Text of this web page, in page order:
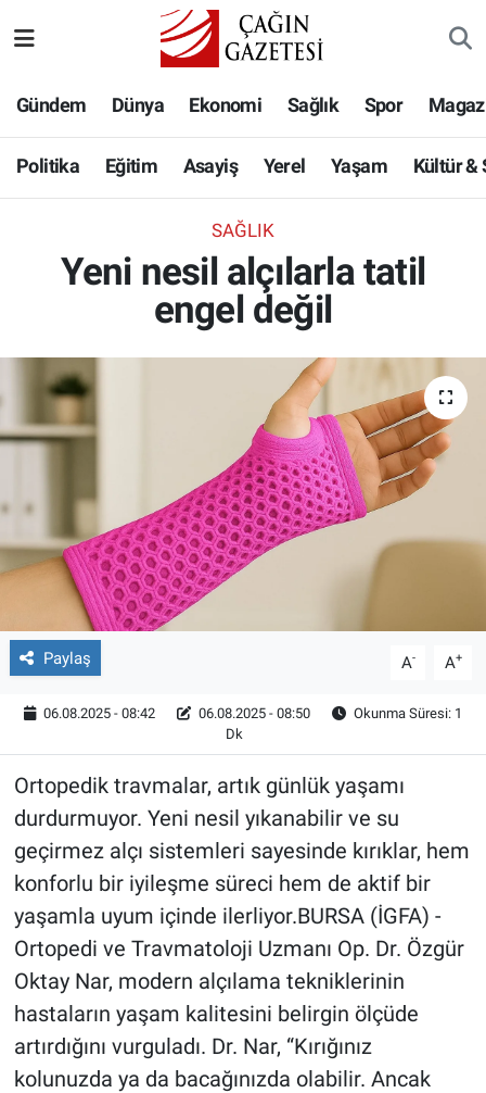
Gündem Dünya Ekonomi Sağlık Spor
Politika Eğitim Asayiş Yerel Yaşam Kültür &
SAĞLIK
Yeni nesil alçılarla tatil
engel değil
Paylaş A- A+
06.08.2025 - 08:42 06.08.2025 - 08:50
Okunma Süresi: 1
Dk
Ortopedik travmalar, artık günlük yaşamı
durdurmuyor. Yeni nesil yıkanabilir ve su
geçirmez alçı sistemleri sayesinde kırıklar, hem
konforlu bir iyileşme süreci hem de aktif bir
yaşamla uyum içinde ilerliyor.BURSA (İGFA) -
Ortopedi ve Travmatoloji Uzmanı Op. Dr. Özgür
Oktay Nar, modern alçılama tekniklerinin
hastaların yaşam kalitesini belirgin ölçüde
artırdığını vurguladı. Dr. Nar, “Kırığınız
kolunuzda ya da bacağınızda olabilir. Ancak
Eğitim
Asayiş
Kültür & Sanat
Bilim-Teknoloji
Röportaj
Video Galeri
Hava Durumu
Namaz Vakitleri
Süper Lig Puan Durumu ve Fikstür
Tüm Manşetler
Son Dakika Haberleri